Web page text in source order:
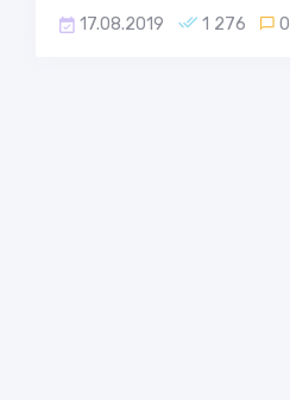
17.08.2019 1 276 0